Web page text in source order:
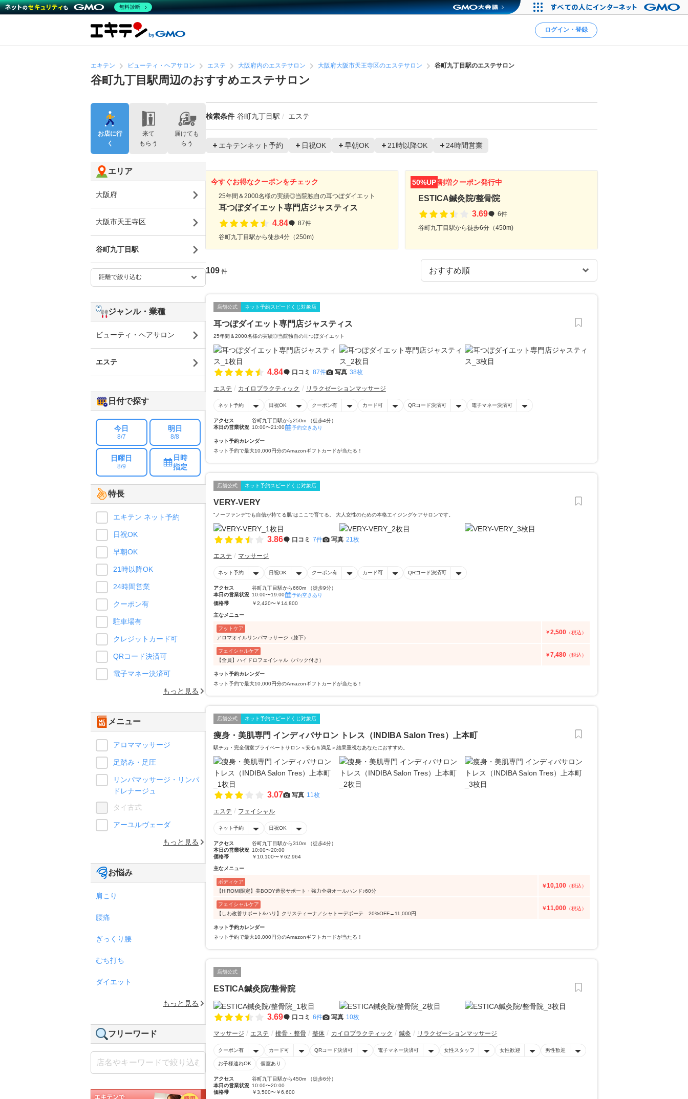
ログイン・登録
エキテン ビューティ・ヘアサロン エステ 大阪府内のエステサロン 大阪府大阪市天王寺区のエステサロン 谷町九丁目駅のエステサロン
谷町九丁目駅周辺のおすすめエステサロン
検索条件 谷町九丁目駅 エステ
エキテンネット予約 日祝OK 早朝OK 21時以降OK 24時間営業
今すぐお得なクーポンをチェック
25年間＆2000名様の実績◎当院独自の耳つぼダイエット
耳つぼダイエット専門店ジャスティス
4.84
87件
谷町九丁目駅から徒歩4分（250m)
50%UP割増クーポン発行中
ESTICA鍼灸院/整骨院
3.69
6件
谷町九丁目駅から徒歩6分（450m)
109 件
店舗公式 ネット予約スピードくじ対象店
耳つぼダイエット専門店ジャスティス
25年間＆2000名様の実績◎当院独自の耳つぼダイエット
4.84 口コミ 87件 写真 38枚
エステ カイロプラクティック リラクゼーションマッサージ
ネット予約 日祝OK クーポン有 カード可 QRコード決済可 電子マネー決済可
アクセス
谷町九丁目駅から250m （徒歩4分）
本日の営業状況 10:00〜21:00 予約空きあり
ネット予約カレンダー
ネット予約で最大10,000円分のAmazonギフトカードが当たる！
店舗公式 ネット予約スピードくじ対象店
VERY-VERY
“ノーファンデでも自信が持てる肌”はここで育てる。 大人女性のための本格エイジングケアサロンです。
3.86 口コミ 7件 写真 21枚
エステ マッサージ
ネット予約 日祝OK クーポン有 カード可 QRコード決済可
アクセス
谷町九丁目駅から660m （徒歩9分）
本日の営業状況 10:00〜19:00
予約空きあり
価格帯
￥2,420〜￥14,800
主なメニュー
フットケア
アロマオイルリンパマッサージ（膝下）
￥2,500 （税込）
フェイシャルケア
【全員】ハイドロフェイシャル（パック付き）
￥7,480 （税込）
ネット予約カレンダー
ネット予約で最大10,000円分のAmazonギフトカードが当たる！
店舗公式 ネット予約スピードくじ対象店
痩身・美肌専門 インディバサロン トレス（INDIBA Salon Tres）上本町
駅チカ・完全個室プライベートサロン＜安心＆満足＞結果重視なあなたにおすすめ。
3.07 写真 11枚
エステ フェイシャル
ネット予約 日祝OK
アクセス
谷町九丁目駅から310m （徒歩4分）
本日の営業状況 10:00〜20:00
価格帯
￥10,100〜￥62,964
主なメニュー
ボディケア
【HIROMI限定】美BODY造形サポート・強力全身オールハンド♪60分
￥10,100 （税込）
フェイシャルケア
【しわ改善サポート&ハリ】クリスティーナ／シャトーデボーテ 20%OFF→11,000円
￥11,000 （税込）
ネット予約カレンダー
ネット予約で最大10,000円分のAmazonギフトカードが当たる！
店舗公式
ESTICA鍼灸院/整骨院
3.69 口コミ 6件 写真 10枚
マッサージ エステ 接骨・整骨 整体 カイロプラクティック 鍼灸 リラクゼーションマッサージ
クーポン有 カード可 QRコード決済可 電子マネー決済可 女性スタッフ 女性歓迎 男性歓迎
お子様連れOK 個室あり
アクセス
谷町九丁目駅から450m （徒歩6分）
本日の営業状況 10:00〜20:00
価格帯
￥3,500〜￥6,600
お店に行
く
来て
もらう
届けても
らう
エリア
大阪府
大阪市天王寺区
谷町九丁目駅
ジャンル・業種
ビューティ・ヘアサロン
エステ
日付で探す
今日
8/7
明日
8/8
日曜日
8/9
日時
指定
特長
エキテン ネット予約
日祝OK
早朝OK
21時以降OK
24時間営業
クーポン有
駐車場有
クレジットカード可
QRコード決済可
電子マネー決済可
もっと見る
メニュー
アロママッサージ
足踏み・足圧
リンパマッサージ・リンパ
ドレナージュ
タイ古式
アーユルヴェーダ
もっと見る
お悩み
肩こり
腰痛
ぎっくり腰
むち打ち
ダイエット
もっと見る
フリーワード
無料診断